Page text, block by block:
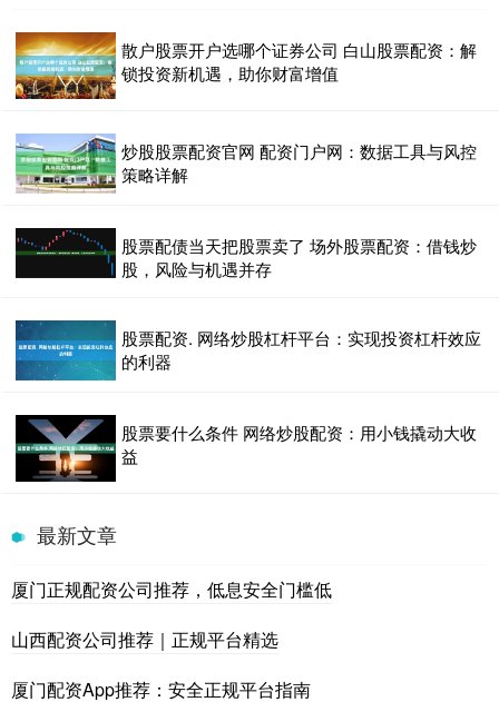
散户股票开户选哪个证券公司 白山股票配资：解
锁投资新机遇，助你财富增值
炒股股票配资官网 配资门户网：数据工具与风控
策略详解
股票配债当天把股票卖了 场外股票配资：借钱炒
股，风险与机遇并存
股票配资. 网络炒股杠杆平台：实现投资杠杆效应
的利器
股票要什么条件 网络炒股配资：用小钱撬动大收
益
最新文章
厦门正规配资公司推荐，低息安全门槛低
山西配资公司推荐｜正规平台精选
厦门配资App推荐：安全正规平台指南